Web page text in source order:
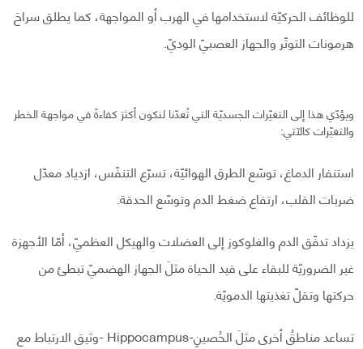
للوظائف الحركيّة لاستخدامها في الهرب أو المواجهة، كما يطلق سراحَ
هرمونات التوتّر والجهاز العصبيّ الوديّ.
ويؤدّي هذا إلى التغيّرات الجسديّة التي تُعدّنا لنكون أكثرَ كفاءةً في مواجهة الخطر
والتغيّرات كالآتي:
استنفار الدماغ، توسّع الطرق الهوائيّة، تسرّع التنفّس، ازدياد معدّل
ضربات القلب، ارتفاع ضغط الدم وتوسّع الحدقة.
يزداد تدفّق الدم والغلوكوز إلى العضلات والهيكل العظميّ، أمّا الأجهزة
غير الضروريّة للبقاء على قيد الحياة مثلَ الجهاز الهضميّ تبطئ من
حركتها وتقلّ تغذيتها الدمويّة.
تساعد مناطقُ أخرى مثلَ الحُصينِ-Hippocampus -وثيق الارتباط مع